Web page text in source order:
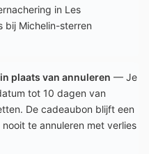
in Les
bij Michelin-sterren
plaats van annuleren — Je
tot 10 dagen van
De cadeaubon blijft een
te annuleren met verlies